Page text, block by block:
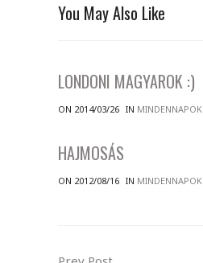
You May Also Like
LONDONI MAGYAROK :)
ON 2014/03/26 IN MINDENNAPOK
HAJMOSÁS
ON 2012/08/16 IN MINDENNAPOK